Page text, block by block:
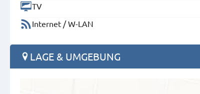
TV
Internet / W-LAN
LAGE & UMGEBUNG